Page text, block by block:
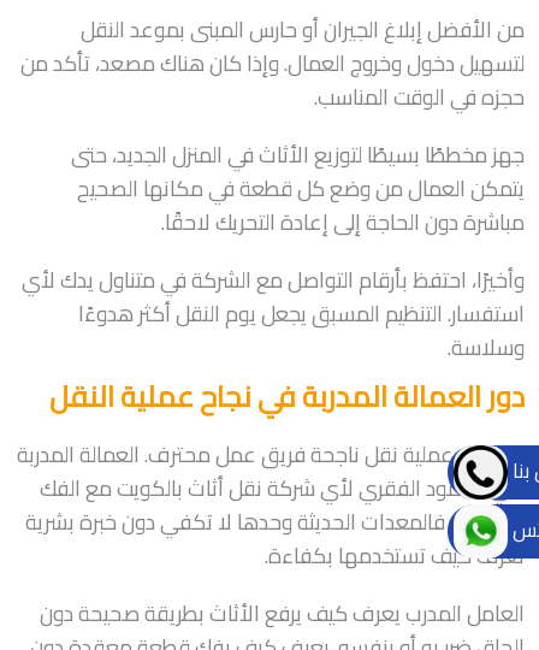
من الأفضل إبلاغ الجيران أو حارس المبنى بموعد النقل
لتسهيل دخول وخروج العمال. وإذا كان هناك مصعد، تأكد من
حجزه في الوقت المناسب.
جهز مخططًا بسيطًا لتوزيع الأثاث في المنزل الجديد، حتى
يتمكن العمال من وضع كل قطعة في مكانها الصحيح
مباشرة دون الحاجة إلى إعادة التحريك لاحقًا.
وأخيرًا، احتفظ بأرقام التواصل مع الشركة في متناول يدك لأي
استفسار. التنظيم المسبق يجعل يوم النقل أكثر هدوءًا
وسلاسة.
دور العمالة المدربة في نجاح عملية النقل
وراء كل عملية نقل ناجحة فريق عمل محترف. العمالة المدربة
هي العمود الفقري لأي شركة نقل أثاث بالكويت مع الفك
والتركيب. فالمعدات الحديثة وحدها لا تكفي دون خبرة بشرية
تعرف كيف تستخدمها بكفاءة.
العامل المدرب يعرف كيف يرفع الأثاث بطريقة صحيحة دون